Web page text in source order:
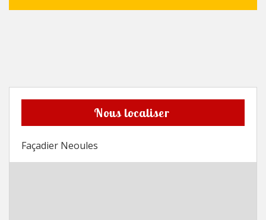
Nous localiser
Façadier Neoules